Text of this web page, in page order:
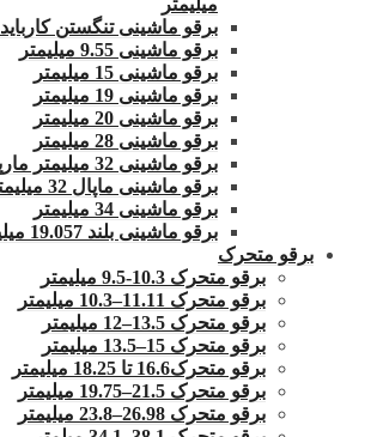
میلیمتر
برقو ماشینی تنگستن کارباید 16 میلیمتر
برقو ماشینی 9.55 میلیمتر
برقو ماشینی 15 میلیمتر
برقو ماشینی 19 میلیمتر
برقو ماشینی 20 میلیمتر
برقو ماشینی 28 میلیمتر
برقو ماشینی 32 میلیمتر مارپیچ
برقو ماشینی ماپال 32 میلیمتر
برقو ماشینی 34 میلیمتر
برقو ماشینی بلند 19.057 میلیمتر
برقو متحرک
برقو متحرک 10.3-9.5 میلیمتر
برقو متحرک 11.11–10.3 میلیمتر
برقو متحرک 13.5–12 میلیمتر
برقو متحرک 15–13.5 میلیمتر
برقو متحرک16.6 تا 18.25 میلیمتر
برقو متحرک 21.5–19.75 میلیمتر
برقو متحرک 26.98–23.8 میلیمتر